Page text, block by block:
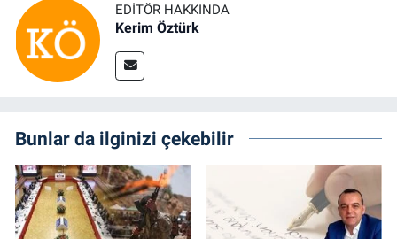
EDITÖR HAKKINDA
Kerim Öztürk
Bunlar da ilginizi çekebilir